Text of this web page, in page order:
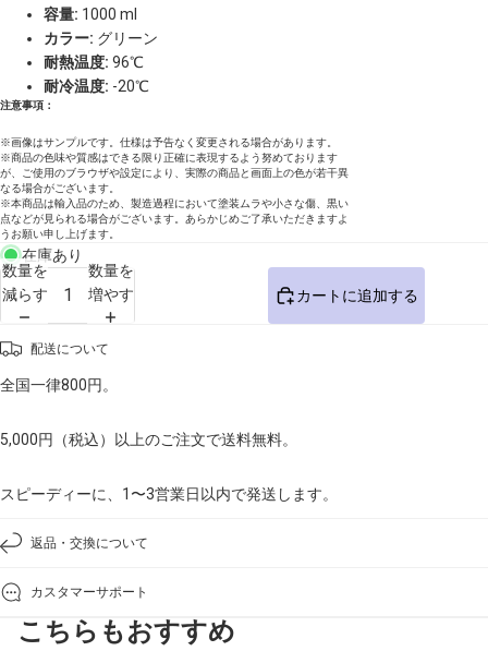
容量: 1000 ml
カラー: グリーン
耐熱温度: 96℃
耐冷温度: -20℃
注意事項：
※画像はサンプルです。仕様は予告なく変更される場合があります。
※商品の色味や質感はできる限り正確に表現するよう努めております
が、ご使用のブラウザや設定により、実際の商品と画面上の色が若干異
なる場合がございます。
※本商品は輸入品のため、製造過程において塗装ムラや小さな傷、黒い
点などが見られる場合がございます。あらかじめご了承いただきますよ
うお願い申し上げます。
在庫あり
数量を
減らす
数量を
増やす
カートに追加する
配送について
全国一律800円。
5,000円（税込）以上のご注文で送料無料。
スピーディーに、1〜3営業日以内で発送します。
返品・交換について
カスタマーサポート
こちらもおすすめ